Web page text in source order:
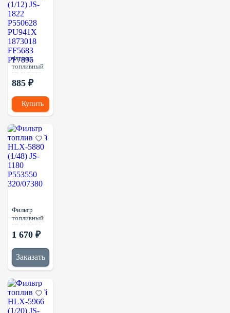
Фильтр
топливный
HLX-5222
(1/12) JS-
P550628
PU941X
1873018
FF5683
PF7896
885 ₽
Купить
Фильтр
топливный
HLX-5880
(1/48) JS-
P553550
320/07380
1 670 ₽
Заказать